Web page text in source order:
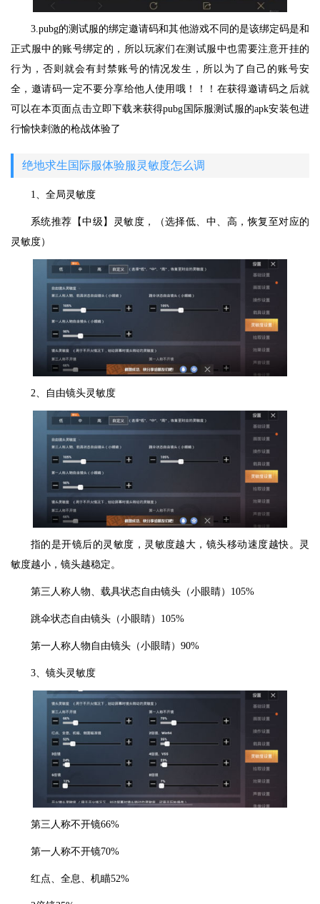
3.pubg的测试服的绑定邀请码和其他游戏不同的是该绑定码是和
正式服中的账号绑定的，所以玩家们在测试服中也需要注意开挂的
行为，否则就会有封禁账号的情况发生，所以为了自己的账号安
全，邀请码一定不要分享给他人使用哦！！！在获得邀请码之后就
可以在本页面点击立即下载来获得pubg国际服测试服的apk安装包进
行愉快刺激的枪战体验了
绝地求生国际服体验服灵敏度怎么调
1、全局灵敏度
系统推荐【中级】灵敏度，（选择低、中、高，恢复至对应的
灵敏度）
2、自由镜头灵敏度
指的是开镜后的灵敏度，灵敏度越大，镜头移动速度越快。灵
敏度越小，镜头越稳定。
第三人称人物、载具状态自由镜头（小眼睛）105%
跳伞状态自由镜头（小眼睛）105%
第一人称人物自由镜头（小眼睛）90%
3、镜头灵敏度
第三人称不开镜66%
第一人称不开镜70%
红点、全息、机瞄52%